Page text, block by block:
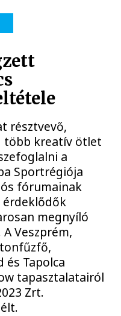
résztvevő,
több kreatív ötlet
a
Sportrégiója
fórumainak
érdeklődők
megnyíló
Veszprém,
és Tapolca
tapasztalatairól
Zrt.